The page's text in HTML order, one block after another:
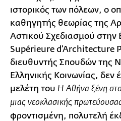
ιστορικός των πόλεων, ο
καθηγητής θεωρίας της
Αστικού Σχεδιασμού
Supérieure d’Architecture
διευθυντής Σπουδών της
Ελληνικής Κοινωνίας, δεν
μελέτη του Η Αθήνα ξένη
μιας νεοκλασικής
φροντισμένη, πολυτελή